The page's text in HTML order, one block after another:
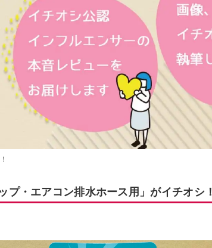
プ・エアコン排水ホース用」がイチオシ！